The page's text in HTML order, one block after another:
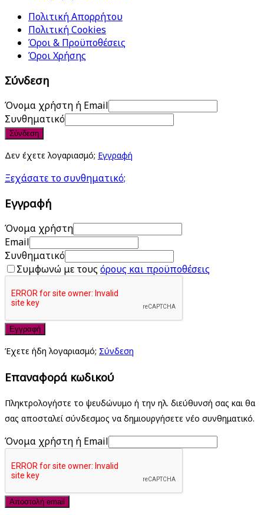
Πολιτική Απορρήτου
Πολιτική Cookies
Όροι & Προϋποθέσεις
Όροι Χρήσης
Σύνδεση
Όνομα χρήστη ή Email
Συνθηματικό
Σύνδεση
Δεν έχετε λογαριασμό; Εγγραφή
Ξεχάσατε το συνθηματικό;
Εγγραφή
Όνομα χρήστη
Email
Συνθηματικό
Συμφωνώ με τους όρους και προϋποθέσεις
Εγγραφή
Έχετε ήδη λογαριασμό; Σύνδεση
Επαναφορά κωδικού
Πληκτρολογήστε το ψευδώνυμο ή την ηλ. διεύθυνσή σας και θα
σας αποσταλεί σύνδεσμος να δημιουργήσετε νέο συνθηματικό.
Όνομα χρήστη ή Email
Αποστολή email